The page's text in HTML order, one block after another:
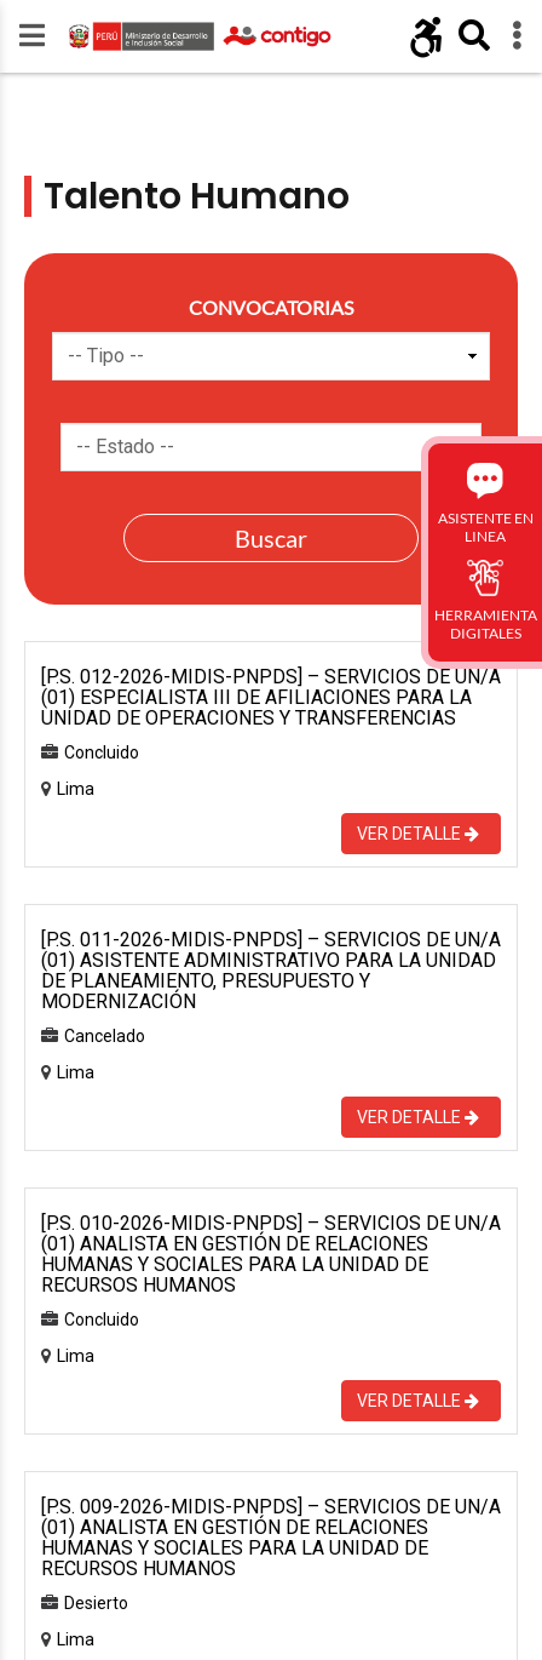
Talento Humano
CONVOCATORIAS
[P.S. 012-2026-MIDIS-PNPDS] – SERVICIOS DE UN/A
(01) ESPECIALISTA III DE AFILIACIONES PARA LA
UNIDAD DE OPERACIONES Y TRANSFERENCIAS
Concluido
Lima
VER DETALLE
[P.S. 011-2026-MIDIS-PNPDS] – SERVICIOS DE UN/A
(01) ASISTENTE ADMINISTRATIVO PARA LA UNIDAD
DE PLANEAMIENTO, PRESUPUESTO Y
MODERNIZACIÓN
Cancelado
Lima
VER DETALLE
[P.S. 010-2026-MIDIS-PNPDS] – SERVICIOS DE UN/A
(01) ANALISTA EN GESTIÓN DE RELACIONES
HUMANAS Y SOCIALES PARA LA UNIDAD DE
RECURSOS HUMANOS
Concluido
Lima
VER DETALLE
[P.S. 009-2026-MIDIS-PNPDS] – SERVICIOS DE UN/A
(01) ANALISTA EN GESTIÓN DE RELACIONES
HUMANAS Y SOCIALES PARA LA UNIDAD DE
RECURSOS HUMANOS
Desierto
Lima
ASISTENTE EN
LINEA
HERRAMIENTA
DIGITALES